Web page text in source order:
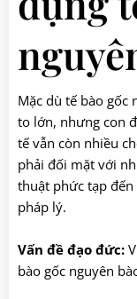
Mặc dù tế bào gốc
to lớn, nhưng con
tế vẫn còn nhiều
phải đối mặt với
thuật phức tạp
pháp lý.
Vấn đề đạo đức:
bào gốc nguyên